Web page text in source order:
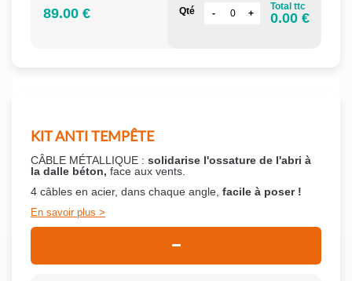
89.00 € Qté Total ttc
0.00 €
KIT ANTI TEMPÊTE
CÂBLE MÉTALLIQUE : solidarise l'ossature de l'abri à
la dalle béton, face aux vents.
4 câbles en acier, dans chaque angle, facile à poser !
En savoir plus